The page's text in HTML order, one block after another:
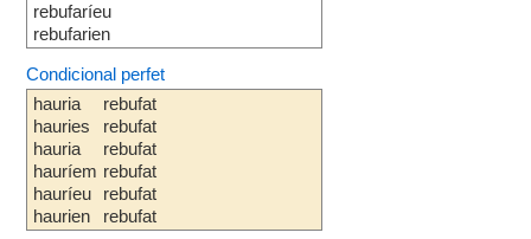
rebufaríeu
rebufarien
Condicional perfet
hauria
hauries
hauria
hauríem
hauríeu
haurien
rebufat
rebufat
rebufat
rebufat
rebufat
rebufat